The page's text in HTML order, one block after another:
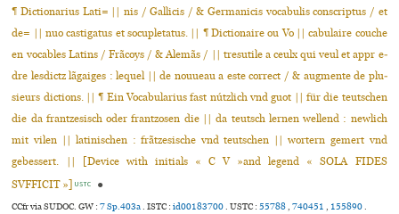
¶ Dictionarius Lati= || nis / Gallicis / & Germanicis voca­bu­lis cons­crip­tus / et
de= || nuo cas­ti­ga­tus et socu­ple­ta­tus. || ¶ Dictionaire ou Vo || cabu­laire couche
en voca­bles Latins / Frãcoys / & Alemãs / || tre­su­tile a ceulx qui veul et appr e­
dre les­dictz lãgai­ges : lequel || de nouueau a este cor­rect / & aug­mente de plu­
sieurs dic­tions. || ¶ Ein Vocabularius fast nútz­lich vnd guot || für die teut­schen
die da frant­ze­si­sch oder frant­zo­sen die || da teut­sch lernen wel­lend : new­lich
mit vilen || lati­ni­schen : frãt­ze­si­sche vnd teut­schen || wor­tern gemert vnd
gebes­sert. || [Device with ini­tials « C V »and legend « SOLA FIDES
SVFFICIT »]
USTC ●
CCfr via SUDOC. GW :7 Sp.403a.ISTC :id00183700.USTC :55788,740451, 155890.